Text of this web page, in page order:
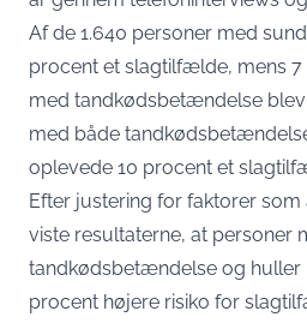
Af de 1.640 personer med
procent et slagtilfælde, mens 7
med tandkødsbetændelse blev
med både
oplevede 10 procent et
Efter justering for faktorer som
viste resultaterne, at personer
tandkødsbetændelse og huller
procent højere risiko for